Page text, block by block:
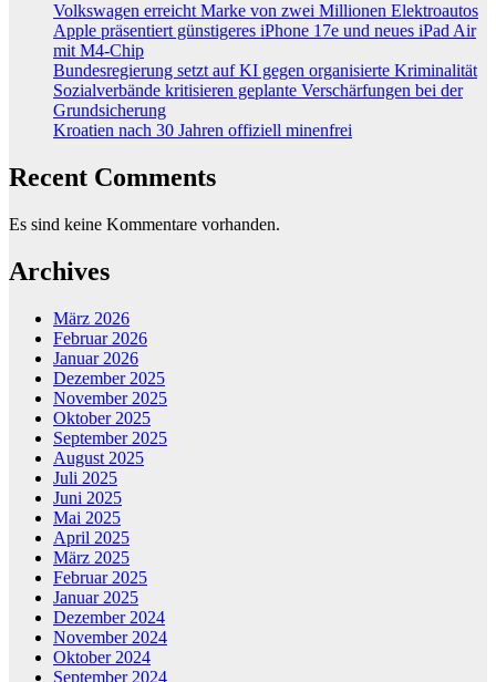
Volkswagen erreicht Marke von zwei Millionen Elektroautos
Apple präsentiert günstigeres iPhone 17e und neues iPad Air
mit M4-Chip
Bundesregierung setzt auf KI gegen organisierte Kriminalität
Sozialverbände kritisieren geplante Verschärfungen bei der
Grundsicherung
Kroatien nach 30 Jahren offiziell minenfrei
Recent Comments
Es sind keine Kommentare vorhanden.
Archives
März 2026
Februar 2026
Januar 2026
Dezember 2025
November 2025
Oktober 2025
September 2025
August 2025
Juli 2025
Juni 2025
Mai 2025
April 2025
März 2025
Februar 2025
Januar 2025
Dezember 2024
November 2024
Oktober 2024
September 2024